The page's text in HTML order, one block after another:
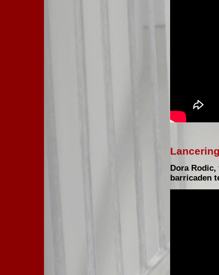
Dora
barricaden